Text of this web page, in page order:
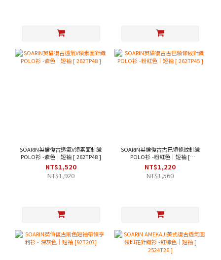
SOARIN英倫復古透氣V領素面針織
POLO衫 -紫色｜短袖 [ 262TP48 ]
NT$1,520
NT$1,920
SOARIN英倫復古古巴領條紋針織
POLO衫 -粉紅色｜短袖 [
262TP45 ]
NT$1,220
NT$1,560